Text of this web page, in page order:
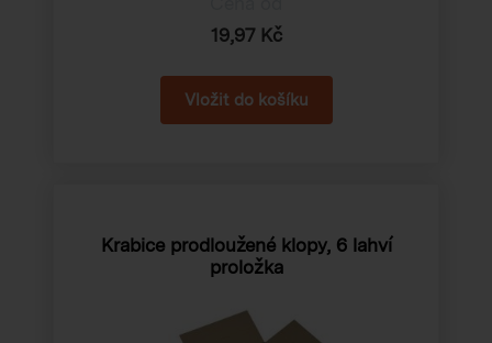
19,97 Kč
Krabice prodloužené klopy, 6 lahví
proložka